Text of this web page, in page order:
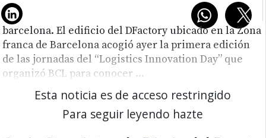
barcelona. El edificio del DFactory ubicado en la Zona
franca de Barcelona acogió ayer la primera edición
de las jornadas del “Logistics Innovation Day” que
organizó BCL para conocer ...
Esta noticia es de acceso restringido
Para seguir leyendo hazte